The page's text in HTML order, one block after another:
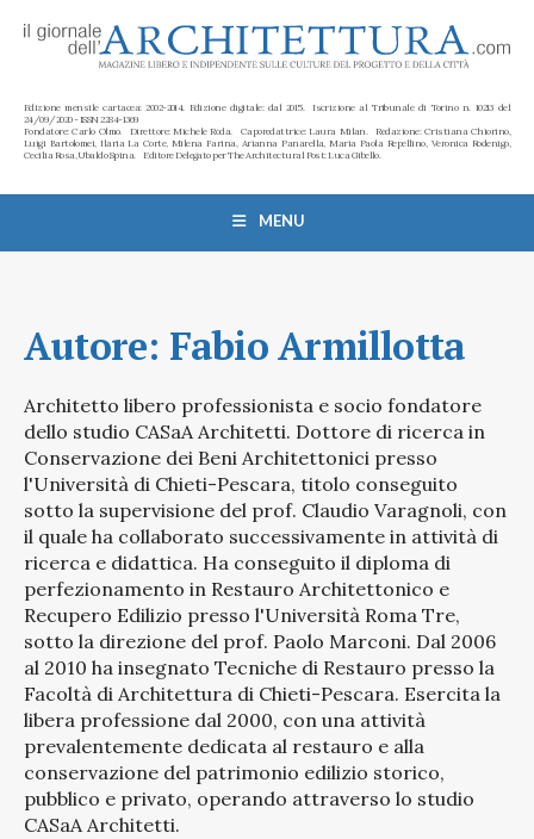
Edizione mensile cartacea: 2002-2014. Edizione digitale: dal 2015. Iscrizione al Tribunale di Torino n. 10213 del
24/09/2020 - ISSN 2284-1369
Fondatore: Carlo Olmo. Direttore: Michele Roda. Caporedattrice: Laura Milan. Redazione: Cristiana Chiorino,
Luigi Bartolomei, Ilaria La Corte, Milena Farina, Arianna Panarella, Maria Paola Repellino, Veronica Rodenigo,
Cecilia Rosa, Ubaldo Spina. Editore Delegato per The Architectural Post: Luca Gibello.
MENU
Autore: Fabio Armillotta
Architetto libero professionista e socio fondatore
dello studio CASaA Architetti. Dottore di ricerca in
Conservazione dei Beni Architettonici presso
l'Università di Chieti-Pescara, titolo conseguito
sotto la supervisione del prof. Claudio Varagnoli, con
il quale ha collaborato successivamente in attività di
ricerca e didattica. Ha conseguito il diploma di
perfezionamento in Restauro Architettonico e
Recupero Edilizio presso l'Università Roma Tre,
sotto la direzione del prof. Paolo Marconi. Dal 2006
al 2010 ha insegnato Tecniche di Restauro presso la
Facoltà di Architettura di Chieti-Pescara. Esercita la
libera professione dal 2000, con una attività
prevalentemente dedicata al restauro e alla
conservazione del patrimonio edilizio storico,
pubblico e privato, operando attraverso lo studio
CASaA Architetti.